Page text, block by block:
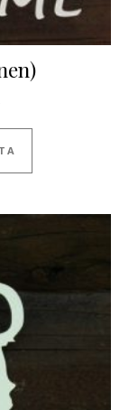
€ - 45,00 €
Tällä tuotteella